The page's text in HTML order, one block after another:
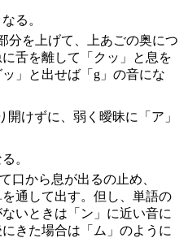
る。
分を上げて、上あごの奥につ
舌を離して「クッ」と息を
」と出せば「g」の音にな
開けずに、弱く曖昧に「ア」
。
口から息が出るの止め、
を通して出す。但し、単語の
いときは「ン」に近い音に
きた場合は「ム」のように